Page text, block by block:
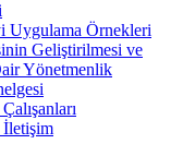
Uygulama Örnekleri
Geliştirilmesi ve
Yönetmenlik